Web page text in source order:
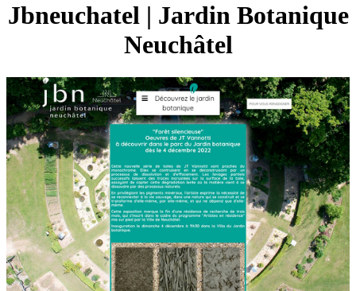
Jbneuchatel | Jardin Botanique
Neuchâtel